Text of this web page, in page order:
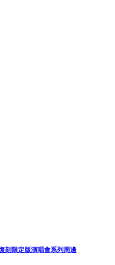
刻限定版演唱會系列周邊